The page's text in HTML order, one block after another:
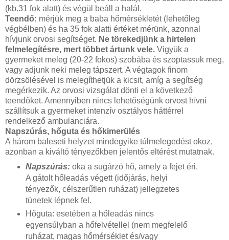
(kb.31 fok alatt) és végül beáll a halál.
Teendő: mérjük meg a baba hőmérsékletét (lehetőleg
végbélben) és ha 35 fok alatti értéket mérünk, azonnal
hívjunk orvosi segítséget. Ne törekedjünk a hirtelen
felmelegítésre, mert többet ártunk vele. Vigyük a
gyermeket meleg (20-22 fokos) szobába és szoptassuk meg,
vagy adjunk neki meleg tápszert. A végtagok finom
dörzsölésével is melegíthetjük a kicsit, amíg a segítség
megérkezik. Az orvosi vizsgálat dönti el a következő
teendőket. Amennyiben nincs lehetőségünk orvost hívni
szállítsuk a gyermeket intenzív osztályos háttérrel
rendelkező ambulanciára.
Napszúrás, hőguta és hőkimerülés
A három baleseti helyzet mindegyike túlmelegedést okoz,
azonban a kiváltó tényezőkben jelentős eltérést mutatnak.
Napszúrás:oka a sugárzó hő, amely a fejet éri.
A gátolt hőleadás végett (időjárás, helyi
tényezők, célszerűtlen ruházat) jellegzetes
tünetek lépnek fel.
Hőguta: esetében a hőleadás nincs
egyensúlyban a hőfelvétellel (nem megfelelő
ruházat, magas hőmérséklet és/vagy